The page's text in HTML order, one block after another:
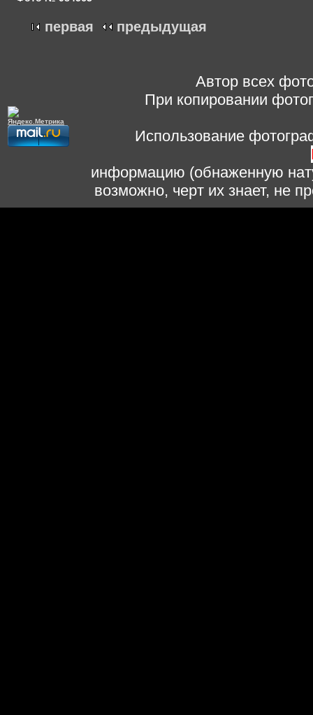
первая предыдущая
Автор всех
При копировании
Использование
информацию (обнаженную
возможно, черт их знает, не